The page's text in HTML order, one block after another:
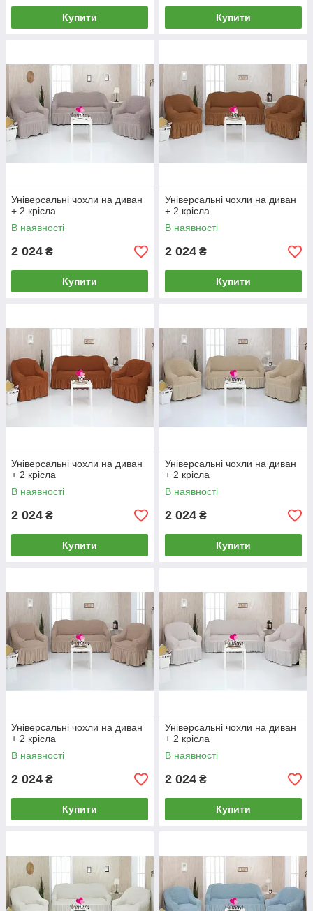
Купити Купити
Універсальні чохли на диван
+ 2 крісла
В наявності
2 024 ₴
Купити
Універсальні чохли на диван
+ 2 крісла
В наявності
2 024 ₴
Купити
Універсальні чохли на диван
+ 2 крісла
В наявності
2 024 ₴
Купити
Універсальні чохли на диван
+ 2 крісла
В наявності
2 024 ₴
Купити
Універсальні чохли на диван
+ 2 крісла
В наявності
2 024 ₴
Купити
Універсальні чохли на диван
+ 2 крісла
В наявності
2 024 ₴
Купити